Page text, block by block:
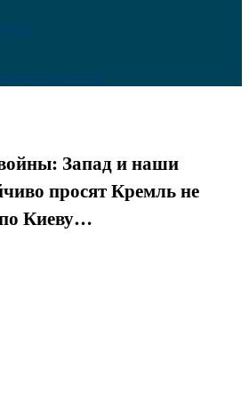
материалов
Запад и наши
просят Кремль не
Киеву…